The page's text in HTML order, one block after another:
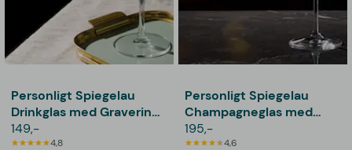
Personligt Spiegelau
Drinkglas med Gravering
- Egen Tekst
149,-
4,8
Personligt Spiegelau
Champagneglas med
Gravering - Egen Tekst
195,-
4,6